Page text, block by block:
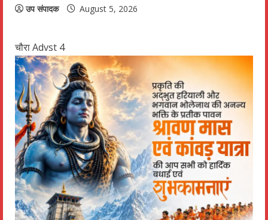
उप संपादक August 5, 2026
चौरा Advst 4